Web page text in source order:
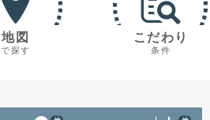
地図
で探す
こだわり
条件